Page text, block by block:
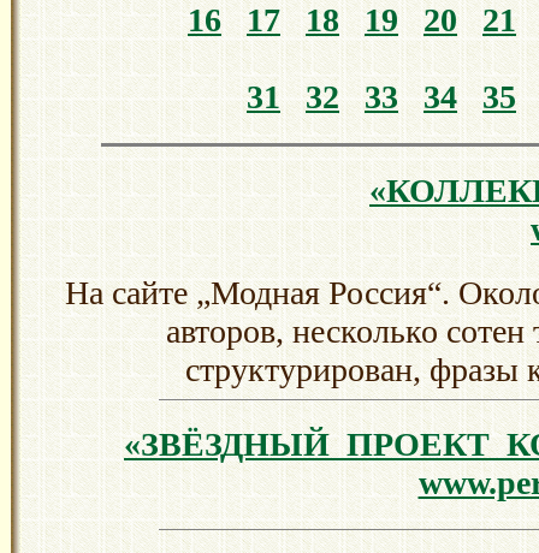
16 17 18 19 20 21
31 32 33 34 35
На сайте „Модная Россия“.
авторов, несколько
структурирован, фразы
«ЗВЁЗДНЫЙ ПРОЕКТ